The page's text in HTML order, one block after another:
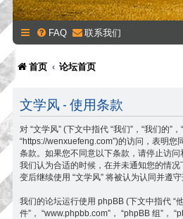
FAQ 联系我们
首页 论坛首页
文学风 - 使用条款
对 “文学风” (下文中指代 “我们”，“我们的”，
“https://wenxuefeng.com”)的访问，表明您
条款。如果您不同意以下条款，请停止访问
我们认为合适的时候，在并未通知您的情
变后继续使用 “文学风” 将被认为认同并遵守
我们的论坛运行使用 phpBB (下文中指代 “
件”， “www.phpbb.com”， “phpBB 组”，